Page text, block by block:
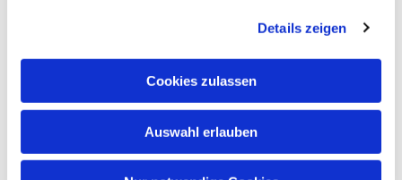
Details zeigen
Cookies zulassen
Auswahl erlauben